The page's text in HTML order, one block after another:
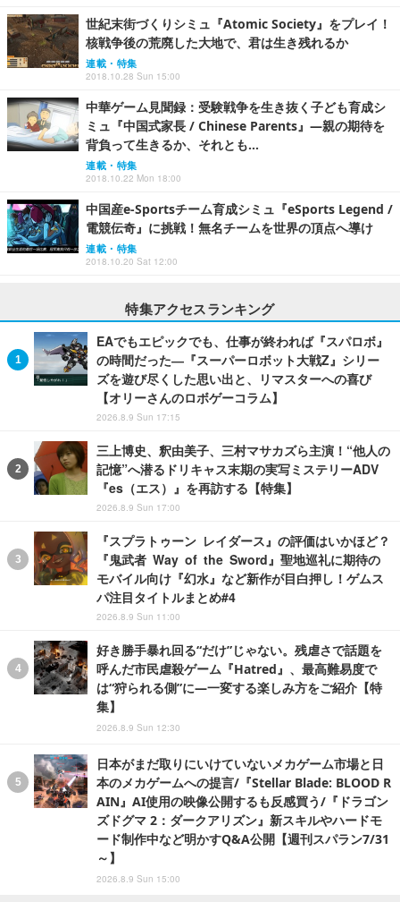
世紀末街づくりシミュ『Atomic Society』をプレイ！
核戦争後の荒廃した大地で、君は生き残れるか
連載・特集
2018.10.28 Sun 15:00
中華ゲーム見聞録：受験戦争を生き抜く子ども育成シ
ミュ『中国式家長 / Chinese Parents』―親の期待を
背負って生きるか、それとも…
連載・特集
2018.10.22 Mon 18:00
中国産e-Sportsチーム育成シミュ『eSports Legend /
電競伝奇』に挑戦！無名チームを世界の頂点へ導け
連載・特集
2018.10.20 Sat 12:00
特集アクセスランキング
EAでもエピックでも、仕事が終われば『スパロボ』
の時間だった―『スーパーロボット大戦Z』シリー
ズを遊び尽くした思い出と、リマスターへの喜び
【オリーさんのロボゲーコラム】
2026.8.9 Sun 17:15
三上博史、釈由美子、三村マサカズら主演！“他人の
記憶”へ潜るドリキャス末期の実写ミステリーADV
『es（エス）』を再訪する【特集】
2026.8.9 Sun 17:00
『スプラトゥーン レイダース』の評価はいかほど？
『鬼武者 Way of the Sword』聖地巡礼に期待の
モバイル向け『幻水』など新作が目白押し！ゲムス
パ注目タイトルまとめ#4
2026.8.9 Sun 11:00
好き勝手暴れ回る“だけ”じゃない。残虐さで話題を
呼んだ市民虐殺ゲーム『Hatred』、最高難易度で
は“狩られる側”に―一変する楽しみ方をご紹介【特
集】
2026.8.9 Sun 12:30
日本がまだ取りにいけていないメカゲーム市場と日
本のメカゲームへの提言/『Stellar Blade: BLOOD R
AIN』AI使用の映像公開するも反感買う/『ドラゴン
ズドグマ 2：ダークアリズン』新スキルやハードモ
ード制作中など明かすQ&A公開【週刊スパラン7/31
～】
2026.8.9 Sun 15:00